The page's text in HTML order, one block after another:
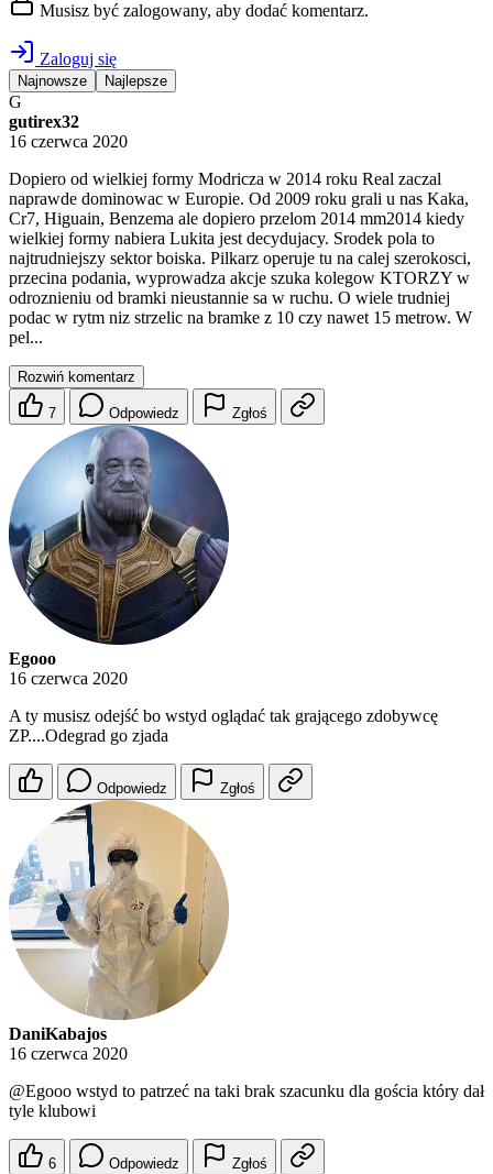
Musisz być zalogowany, aby dodać komentarz.
Zaloguj się
Najnowsze Najlepsze
G
gutirex32
16 czerwca 2020
Dopiero od wielkiej formy Modricza w 2014 roku Real zaczal
naprawde dominowac w Europie. Od 2009 roku grali u nas Kaka,
Cr7, Higuain, Benzema ale dopiero przelom 2014 mm2014 kiedy
wielkiej formy nabiera Lukita jest decydujacy. Srodek pola to
najtrudniejszy sektor boiska. Pilkarz operuje tu na calej szerokosci,
przecina podania, wyprowadza akcje szuka kolegow KTORZY w
odroznieniu od bramki nieustannie sa w ruchu. O wiele trudniej
podac w rytm niz strzelic na bramke z 10 czy nawet 15 metrow. W
pel...
Rozwiń komentarz
7 Odpowiedz Zgłoś
Egooo
16 czerwca 2020
A ty musisz odejść bo wstyd oglądać tak grającego zdobywcę
ZP....Odegrad go zjada
Odpowiedz Zgłoś
DaniKabajos
16 czerwca 2020
@Egooo wstyd to patrzeć na taki brak szacunku dla gościa który dał
tyle klubowi
6 Odpowiedz Zgłoś